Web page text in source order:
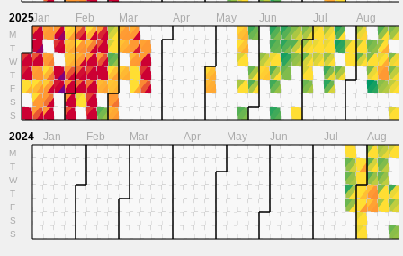
2025
M
T
W
T
F
S
S
Jan Feb Mar Apr May Jun Jul Aug
2024
M
T
W
T
F
S
S
Jan Feb Mar Apr May Jun Jul Aug